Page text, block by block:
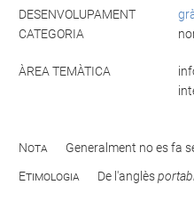
DESENVOLUPAMENT
CATEGORIA
ÀREA TEMÀTICA
Nota
Generalment no es fa
Etimologia
De l'anglès